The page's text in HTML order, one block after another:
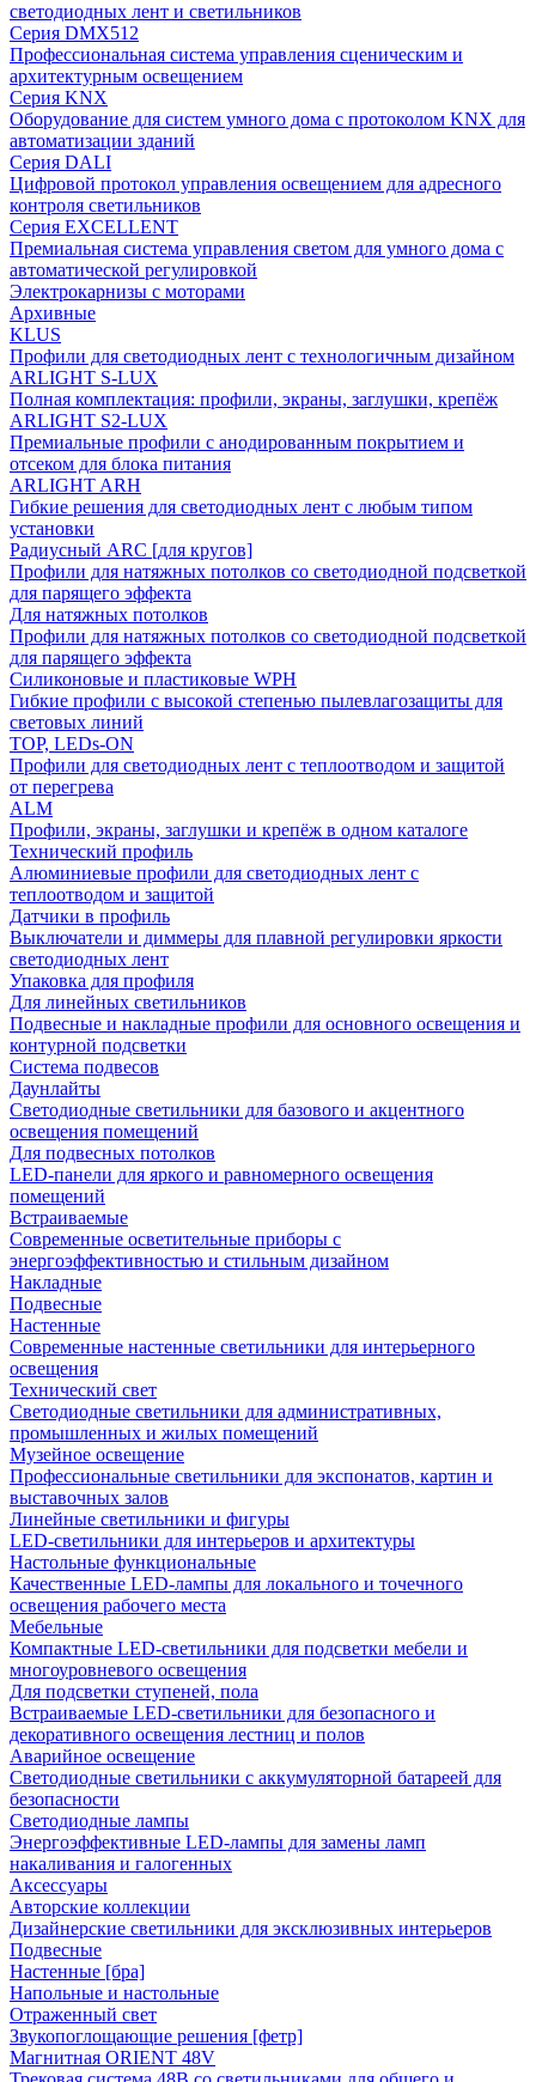
светодиодных лент и светильников
Серия DMX512
Профессиональная система управления сценическим и
архитектурным освещением
Серия KNX
Оборудование для систем умного дома с протоколом KNX для
автоматизации зданий
Серия DALI
Цифровой протокол управления освещением для адресного
контроля светильников
Серия EXCELLENT
Премиальная система управления светом для умного дома с
автоматической регулировкой
Электрокарнизы с моторами
Архивные
KLUS
Профили для светодиодных лент с технологичным дизайном
ARLIGHT S-LUX
Полная комплектация: профили, экраны, заглушки, крепёж
ARLIGHT S2-LUX
Премиальные профили с анодированным покрытием и
отсеком для блока питания
ARLIGHT ARH
Гибкие решения для светодиодных лент с любым типом
установки
Радиусный ARC [для кругов]
Профили для натяжных потолков со светодиодной подсветкой
для парящего эффекта
Для натяжных потолков
Профили для натяжных потолков со светодиодной подсветкой
для парящего эффекта
Силиконовые и пластиковые WPH
Гибкие профили с высокой степенью пылевлагозащиты для
световых линий
TOP, LEDs-ON
Профили для светодиодных лент с теплоотводом и защитой
от перегрева
ALM
Профили, экраны, заглушки и крепёж в одном каталоге
Технический профиль
Алюминиевые профили для светодиодных лент с
теплоотводом и защитой
Датчики в профиль
Выключатели и диммеры для плавной регулировки яркости
светодиодных лент
Упаковка для профиля
Для линейных светильников
Подвесные и накладные профили для основного освещения и
контурной подсветки
Система подвесов
Даунлайты
Светодиодные светильники для базового и акцентного
освещения помещений
Для подвесных потолков
LED-панели для яркого и равномерного освещения
помещений
Встраиваемые
Современные осветительные приборы с
энергоэффективностью и стильным дизайном
Накладные
Подвесные
Настенные
Современные настенные светильники для интерьерного
освещения
Технический свет
Светодиодные светильники для административных,
промышленных и жилых помещений
Музейное освещение
Профессиональные светильники для экспонатов, картин и
выставочных залов
Линейные светильники и фигуры
LED-светильники для интерьеров и архитектуры
Настольные функциональные
Качественные LED-лампы для локального и точечного
освещения рабочего места
Мебельные
Компактные LED-светильники для подсветки мебели и
многоуровневого освещения
Для подсветки ступеней, пола
Встраиваемые LED-светильники для безопасного и
декоративного освещения лестниц и полов
Аварийное освещение
Светодиодные светильники с аккумуляторной батареей для
безопасности
Светодиодные лампы
Энергоэффективные LED-лампы для замены ламп
накаливания и галогенных
Аксессуары
Авторские коллекции
Дизайнерские светильники для эксклюзивных интерьеров
Подвесные
Настенные [бра]
Напольные и настольные
Отраженный свет
Звукопоглощающие решения [фетр]
Магнитная ORIENT 48V